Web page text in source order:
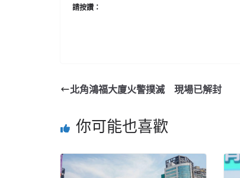
請按讚：
北角鴻福大廈火警撲滅 現場已解封
你可能也喜歡